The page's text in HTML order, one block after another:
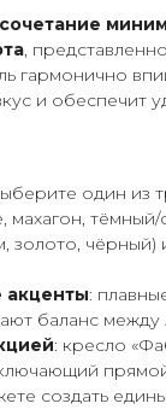
,
гармонично
и обеспечит
один из
махагон,
золото, чёрный)
акценты:
баланс между
: кресло
создать